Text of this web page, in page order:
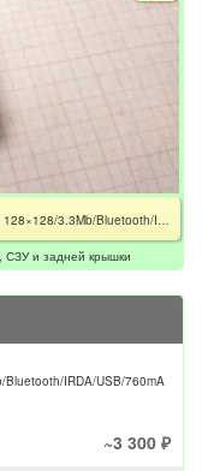
СЗУ и задней крышки
IRDA/USB/760mA
~3 300 ₽